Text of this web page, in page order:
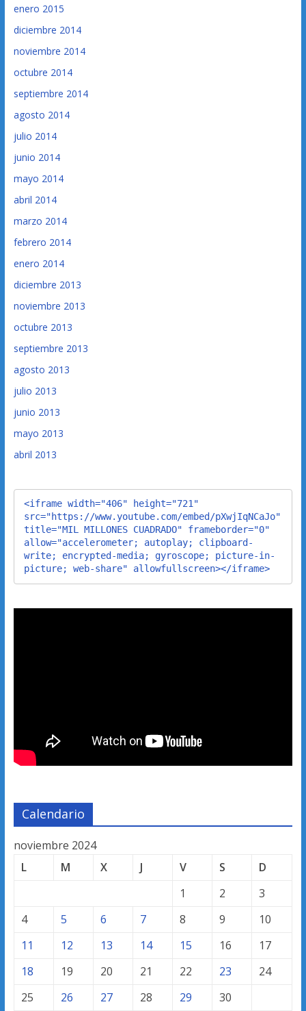
enero 2015
diciembre 2014
noviembre 2014
octubre 2014
septiembre 2014
agosto 2014
julio 2014
junio 2014
mayo 2014
abril 2014
marzo 2014
febrero 2014
enero 2014
diciembre 2013
noviembre 2013
octubre 2013
septiembre 2013
agosto 2013
julio 2013
junio 2013
mayo 2013
abril 2013
<iframe width="406" height="721"
src="https://www.youtube.com/embed/pXwjIqNCaJo"
title="MIL MILLONES CUADRADO" frameborder="0"
allow="accelerometer; autoplay; clipboard-
write; encrypted-media; gyroscope; picture-in-
picture; web-share" allowfullscreen></iframe>
Calendario
noviembre 2024
L
M X J V S
D
1
2
3
4
5 6 7 8 9
10
11
12 13 14 15 16
17
18
19 20 21 22 23
24
25
26 27 28 29 30